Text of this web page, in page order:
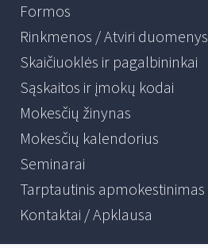
Formos
Rinkmenos / Atviri duomenys
Skaičiuoklės ir pagalbininkai
Sąskaitos ir įmokų kodai
Mokesčių žinynas
Mokesčių kalendorius
Seminarai
Tarptautinis apmokestinimas
Kontaktai / Apklausa